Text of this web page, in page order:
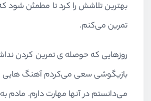
بهترین تلاشش را کرد تا مطمئن شود
تمرین می‌کنم.
روزهایی که حوصله ی تمرین کردن
بازیگوشی سعی می‌کردم آهنگ هایی
می‌دانستم در آنها مهارت دارم. مادم